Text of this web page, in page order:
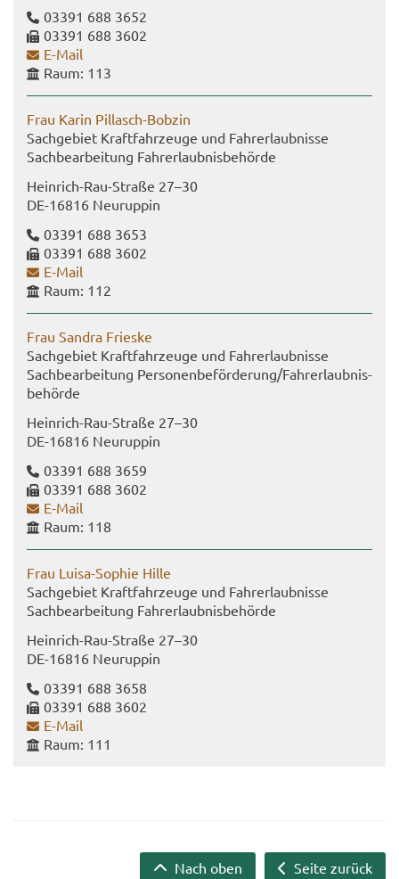
03391 688 3652
03391 688 3602
E-​Mail
Raum: 113
Frau Karin Pillasch-​Bobzin
Sach­ge­biet Kraft­fahr­zeu­ge und Fahr­erlaub­nis­se
Sach­be­ar­bei­tung Fahr­erlaub­nis­be­hör­de
Heinrich-​Rau-Straße 27–30
DE-​16816 Neu­rup­pin
03391 688 3653
03391 688 3602
E-​Mail
Raum: 112
Frau San­dra Fries­ke
Sach­ge­biet Kraft­fahr­zeu­ge und Fahr­erlaub­nis­se
Sach­be­ar­bei­tung Per­so­nen­be­för­de­rung/Fahr­erlaub­nis­
be­hör­de
Heinrich-​Rau-Straße 27–30
DE-​16816 Neu­rup­pin
03391 688 3659
03391 688 3602
E-​Mail
Raum: 118
Frau Luisa-​Sophie Hille
Sach­ge­biet Kraft­fahr­zeu­ge und Fahr­erlaub­nis­se
Sach­be­ar­bei­tung Fahr­erlaub­nis­be­hör­de
Heinrich-​Rau-Straße 27–30
DE-​16816 Neu­rup­pin
03391 688 3658
03391 688 3602
E-​Mail
Raum: 111
Seite zurück
Nach oben